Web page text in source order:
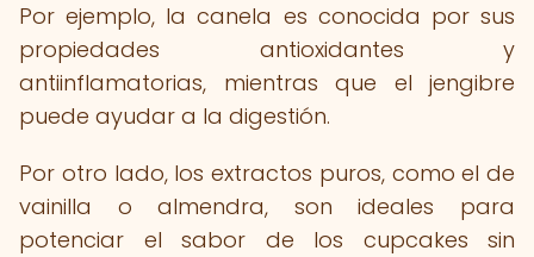
Por ejemplo, la canela es conocida por sus
propiedades antioxidantes y
antiinflamatorias, mientras que el jengibre
puede ayudar a la digestión.
Por otro lado, los extractos puros, como el de
vainilla o almendra, son ideales para
potenciar el sabor de los cupcakes sin